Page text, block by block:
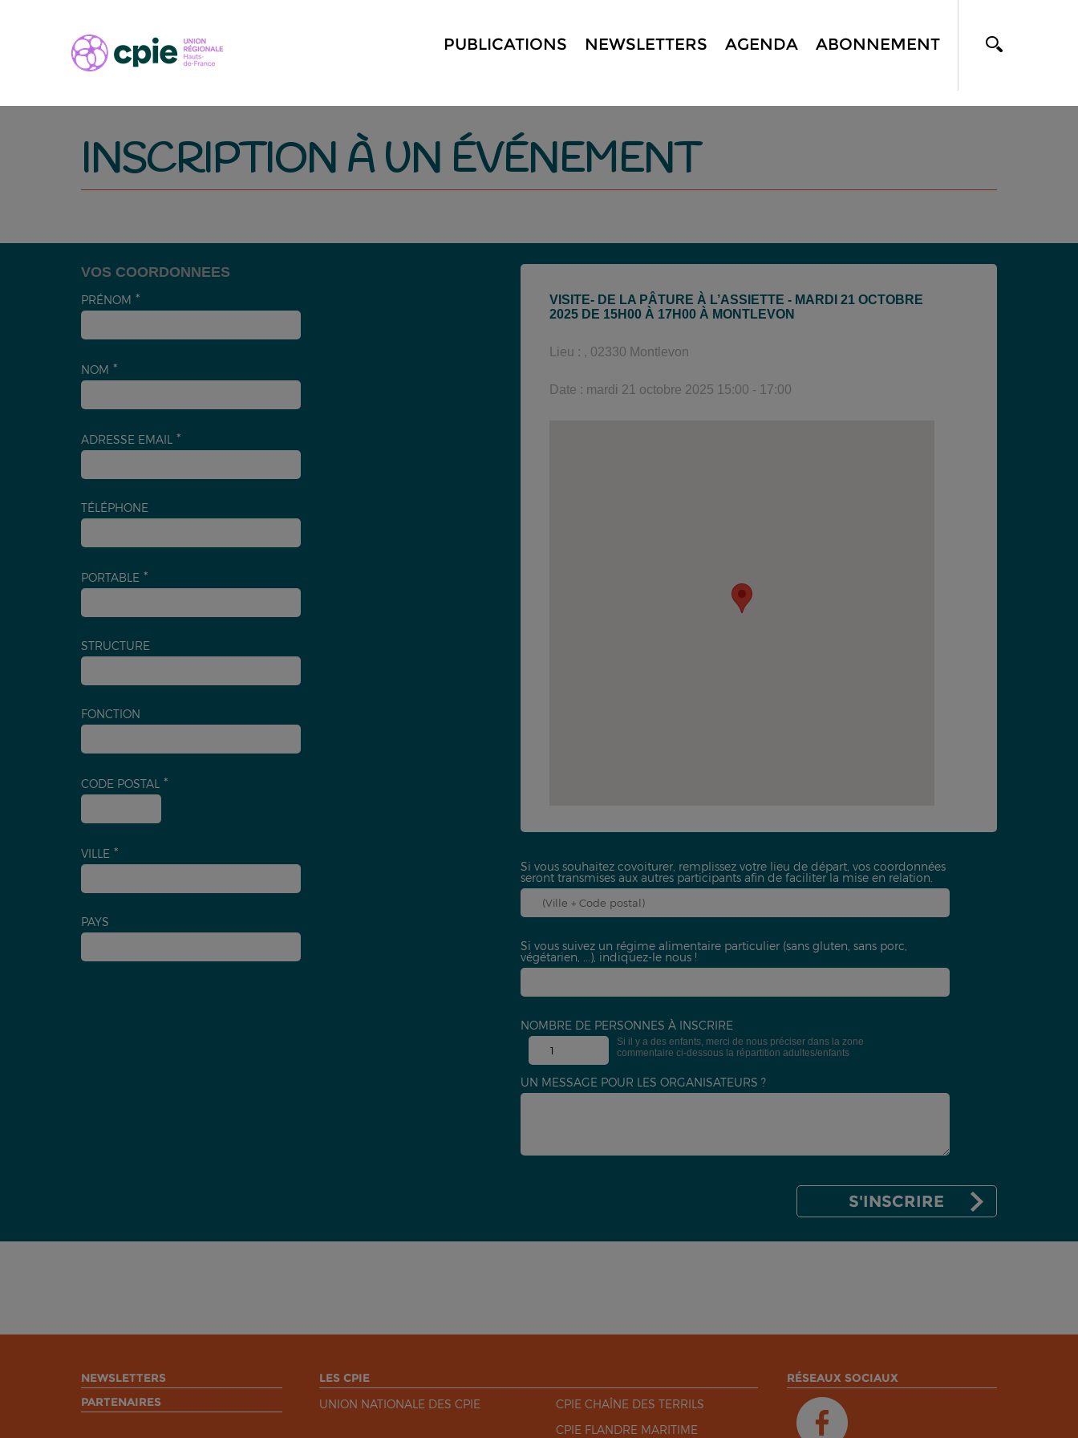
PUBLICATIONS NEWSLETTERS AGENDA ABONNEMENT
INSCRIPTION À UN ÉVÉNEMENT
VOS COORDONNEES
PRÉNOM
NOM
ADRESSE EMAIL
TÉLÉPHONE
PORTABLE
STRUCTURE
FONCTION
CODE POSTAL
VILLE
PAYS
VISITE- DE LA PÂTURE À L’ASSIETTE - MARDI 21 OCTOBRE
2025 DE 15H00 À 17H00 À MONTLEVON
Lieu : , 02330 Montlevon
Date : mardi 21 octobre 2025 15:00 - 17:00
Si vous souhaitez covoiturer, remplissez votre lieu de départ, vos coordonnées
seront transmises aux autres participants afin de faciliter la mise en relation.
Si vous suivez un régime alimentaire particulier (sans gluten, sans porc,
végétarien, ...), indiquez-le nous !
NOMBRE DE PERSONNES À INSCRIRE
Si il y a des enfants, merci de nous préciser dans la zone
commentaire ci-dessous la répartition adultes/enfants
UN MESSAGE POUR LES ORGANISATEURS ?
NEWSLETTERS
PARTENAIRES
LES CPIE
UNION NATIONALE DES CPIE
CPIE CHAÎNE DES TERRILS
CPIE FLANDRE MARITIME
RÉSEAUX SOCIAUX